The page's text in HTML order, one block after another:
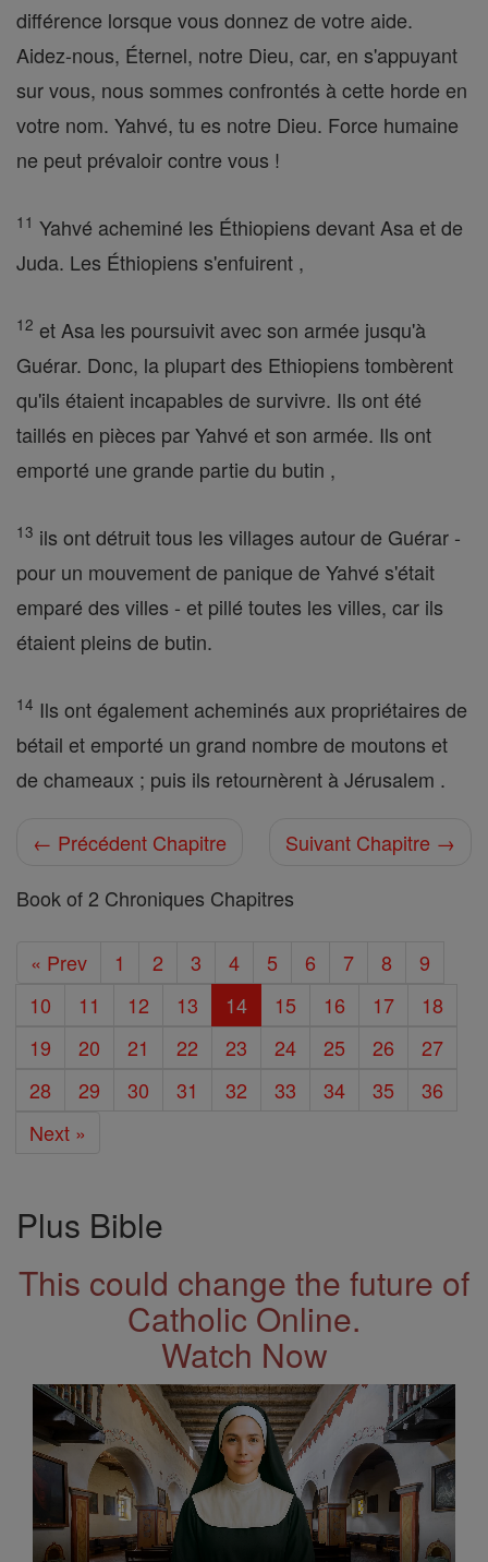
différence lorsque vous donnez de votre aide.
Aidez-nous, Éternel, notre Dieu, car, en s'appuyant
sur vous, nous sommes confrontés à cette horde en
votre nom. Yahvé, tu es notre Dieu. Force humaine
ne peut prévaloir contre vous !
11 Yahvé acheminé les Éthiopiens devant Asa et de
Juda. Les Éthiopiens s'enfuirent ,
12 et Asa les poursuivit avec son armée jusqu'à
Guérar. Donc, la plupart des Ethiopiens tombèrent
qu'ils étaient incapables de survivre. Ils ont été
taillés en pièces par Yahvé et son armée. Ils ont
emporté une grande partie du butin ,
13 ils ont détruit tous les villages autour de Guérar -
pour un mouvement de panique de Yahvé s'était
emparé des villes - et pillé toutes les villes, car ils
étaient pleins de butin.
14 Ils ont également acheminés aux propriétaires de
bétail et emporté un grand nombre de moutons et
de chameaux ; puis ils retournèrent à Jérusalem .
← Précédent Chapitre
Suivant Chapitre →
Book of 2 Chroniques Chapitres
« Prev 1 2 3 4 5 6 7 8
9
10
11 12 13 14 15 16 17
18
19
20 21 22 23 24 25 26
27
28
29 30 31 32 33 34 35
36
Next »
Plus Bible
This could change the future of
Catholic Online.
Watch Now